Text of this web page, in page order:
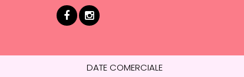
DATE COMERCIALE